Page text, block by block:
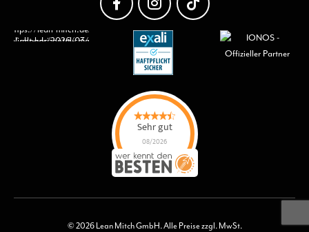
Sehr gut
08/2026
Lean Mitch GmbHhat
4.7von5Sternen |
auf
© 2026 Lean Mitch GmbH. Alle Preise zzgl. MwSt.